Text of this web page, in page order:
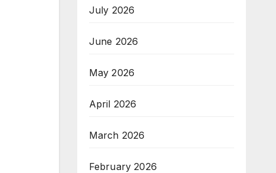
July 2026
June 2026
May 2026
April 2026
March 2026
February 2026